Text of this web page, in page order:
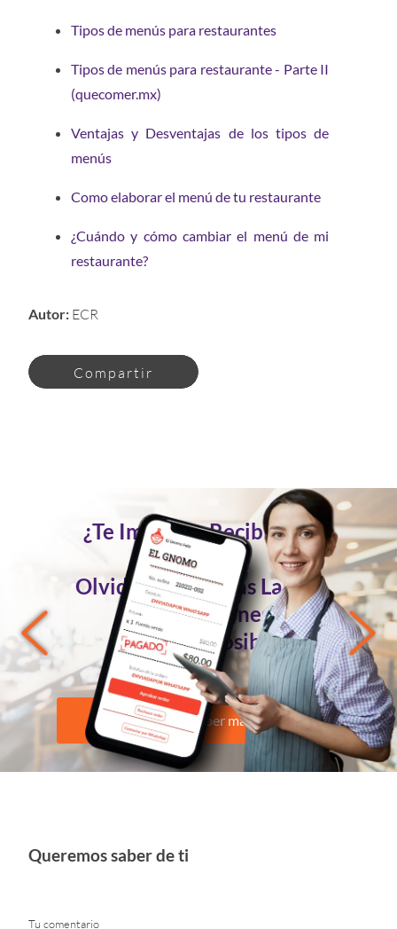
Tipos de menús para restaurantes
Tipos de menús para restaurante - Parte II
(quecomer.mx)
Ventajas y Desventajas de los tipos de
menús
Como elaborar el menú de tu restaurante
¿Cuándo y cómo cambiar el menú de mi
restaurante?
Autor: ECR
Compartir
¿Te Imaginas Recibir Tus
Pedidos
Olvidándote de las Largas
Conversaciones?
Ahora es Posible
Quiero saber más
Queremos saber de ti
Tu comentario